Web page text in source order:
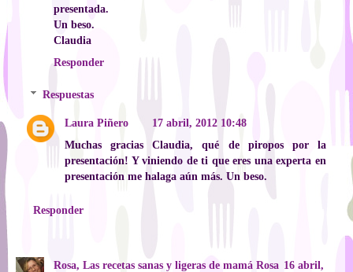
presentada.
Un beso.
Claudia
Responder
Respuestas
Laura Piñero
17 abril, 2012 10:48
Muchas gracias Claudia, qué de piropos por la
presentación! Y viniendo de ti que eres una experta en
presentación me halaga aún más. Un beso.
Responder
Rosa, Las recetas sanas y ligeras de mamá Rosa 16 abril,